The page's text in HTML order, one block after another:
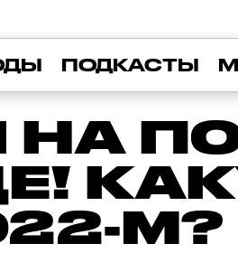
ПОДКАСТЫ
НА
М?